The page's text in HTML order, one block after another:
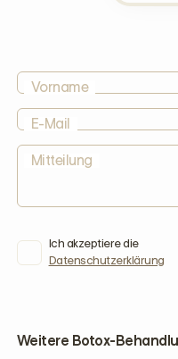
Vorname
E-Mail
Mitteilung
Ich akzeptiere die
Datenschutzerklärung
Weitere Botox-